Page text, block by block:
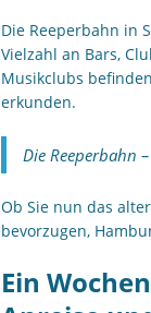
Die Reeperbahn in
Vielzahl an Bars,
Musikclubs
erkunden.
Die Reeperbahn
Ob Sie nun das
bevorzugen,
Ein